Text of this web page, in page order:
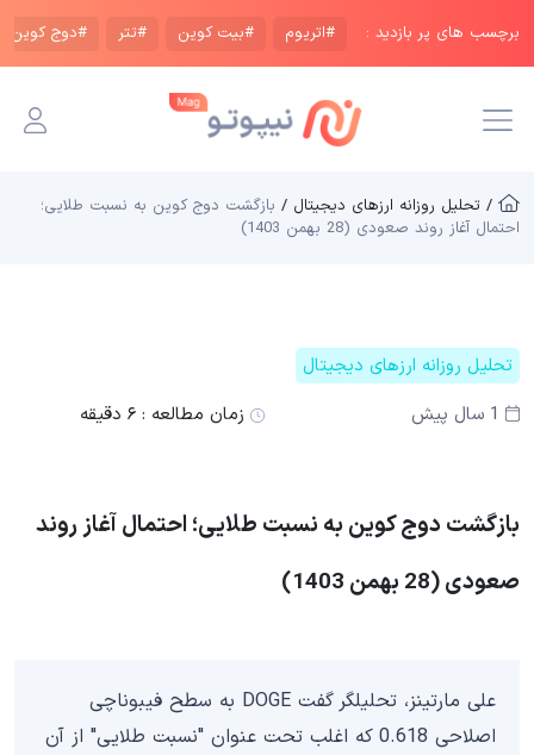
برچسب های پر بازدید : #اتریوم #بیت کوین #تتر #دوج کوین
/ تحلیل روزانه ارزهای دیجیتال / بازگشت دوج کوین به نسبت طلایی؛
احتمال آغاز روند صعودی (28 بهمن 1403)
تحلیل روزانه ارزهای دیجیتال
1 سال پیش
زمان مطالعه : ۶ دقیقه
بازگشت دوج کوین به نسبت طلایی؛ احتمال آغاز روند
صعودی (28 بهمن 1403)
علی مارتینز، تحلیلگر گفت DOGE به سطح فیبوناچی
اصلاحی 0.618 که اغلب تحت عنوان "نسبت طلایی" از آن